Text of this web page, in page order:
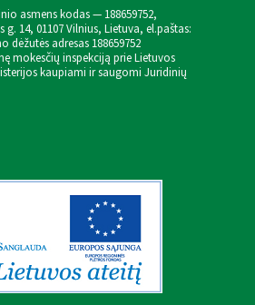
asmens kodas — 188659752,
g. 14, 01107 Vilnius, Lietuva, el.paštas:
dėžutės adresas 188659752
mokesčių inspekciją prie Lietuvos
kaupiami ir saugomi Juridinių